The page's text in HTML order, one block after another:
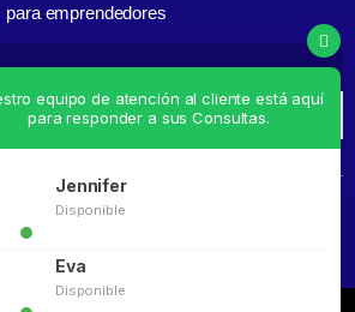
para emprendedores
REGÍSTRATE
equipo de atención al cliente está aquí
para responder a sus Consultas.
Jennifer
Disponible
Eva
Disponible